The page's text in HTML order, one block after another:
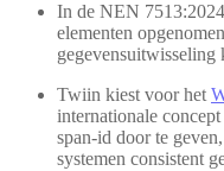
In de NEN
elementen
gegevensuitwisseling
Twiin kiest voor het
internationale
span-id door te
systemen consistent